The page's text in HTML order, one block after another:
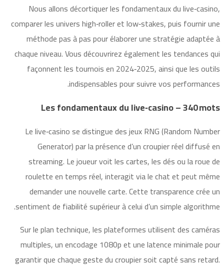
Nous allons décortiquer les fondamentaux du live‑casino,
comparer les univers high‑roller et low‑stakes, puis fournir une
méthode pas à pas pour élaborer une stratégie adaptée à
chaque niveau. Vous découvrirez également les tendances qui
façonnent les tournois en 2024‑2025, ainsi que les outils
indispensables pour suivre vos performances.
Les fondamentaux du live‑casino – 340 mots
Le live‑casino se distingue des jeux RNG (Random Number
Generator) par la présence d’un croupier réel diffusé en
streaming. Le joueur voit les cartes, les dés ou la roue de
roulette en temps réel, interagit via le chat et peut même
demander une nouvelle carte. Cette transparence crée un
sentiment de fiabilité supérieur à celui d’un simple algorithme.
Sur le plan technique, les plateformes utilisent des caméras
multiples, un encodage 1080p et une latence minimale pour
garantir que chaque geste du croupier soit capté sans retard.